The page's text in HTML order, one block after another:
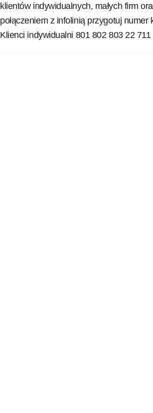
klientów indywidualnych, małych firm
połączeniem z infolinią przygotuj
Klienci indywidualni 801 802 803 22 711